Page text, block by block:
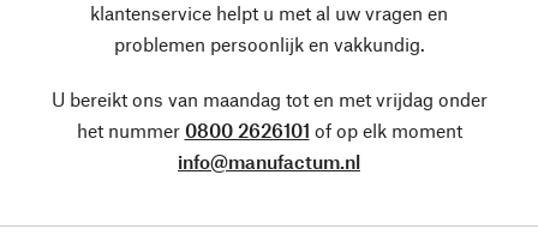
klantenservice helpt u met al uw vragen en
problemen persoonlijk en vakkundig.
U bereikt ons van maandag tot en met vrijdag onder
het nummer 0800 2626101 of op elk moment
info@manufactum.nl